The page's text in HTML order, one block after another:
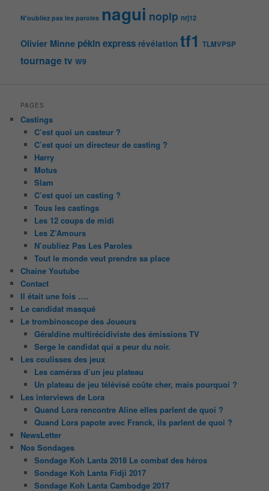
N'oubliez pas les paroles nagui noplp nrj12
Olivier Minne pékin express révélation tf1 TLMVPSP
tournagetv W9
PAGES
Castings
C’est quoi un casteur ?
C’est quoi un directeur de casting ?
Harry
Motus
Slam
C’est quoi un casting ?
Tous les castings
Les 12 coups de midi
Les Z’Amours
N’oubliez Pas Les Paroles
Tout le monde veut prendre sa place
Chaine Youtube
Contact
Il était une fois ….
Le candidat masqué
Le trombinoscope des Joueurs
Géraldine multirécidiviste des émissions TV
Serge le candidat qui a peur du noir.
Les coulisses des jeux
Les caméras d’un jeu plateau
Un plateau de jeu télévisé coûte cher, mais pourquoi ?
Les interviews de Lora
Quand Lora rencontre Aline elles parlent de quoi ?
Quand Lora papote avec Franck, ils parlent de quoi ?
NewsLetter
Nos Sondages
Sondage Koh Lanta 2018 Le combat des héros
Sondage Koh Lanta Fidji 2017
Sondage Koh Lanta Cambodge 2017